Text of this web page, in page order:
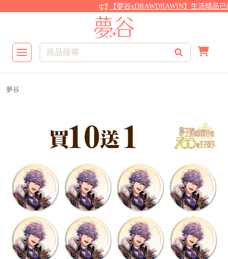
【夢谷xDRAWDRAWIN】生活精品已
夢谷